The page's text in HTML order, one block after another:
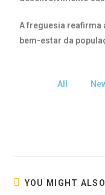
Afreguesia reafirma
bem-estar da
All
YOU MIGHT